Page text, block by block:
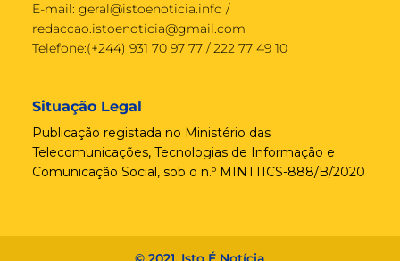
E-mail: geral@istoenoticia.info /
redaccao.istoenoticia@gmail.com
Telefone:(+244) 931 70 97 77 / 222 77 49 10
Situação Legal
Publicação registada no Ministério das
Telecomunicações, Tecnologias de Informação e
Comunicação Social, sob o n.º MINTTICS-888/B/2020